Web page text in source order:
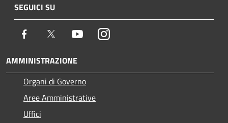
SEGUICI SU
Facebook Twitter YoutubeInstagram
AMMINISTRAZIONE
Organi di Governo
Aree Amministrative
Uffici